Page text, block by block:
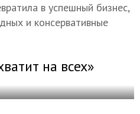
в успешный бизнес,
и консервативные
на всех»